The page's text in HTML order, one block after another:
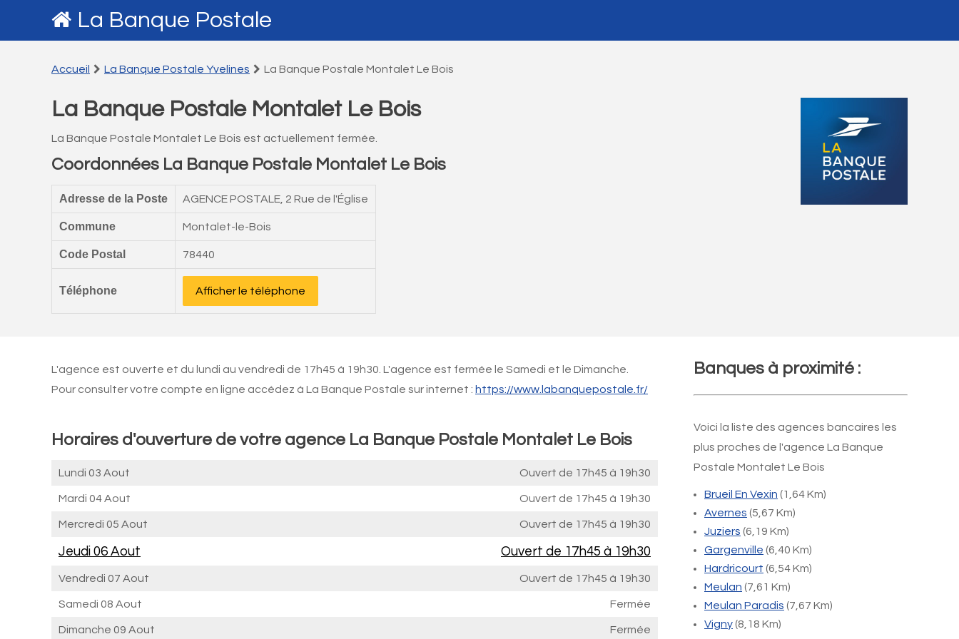
La Banque Postale
Accueil La Banque Postale Yvelines La Banque Postale Montalet Le Bois
La Banque Postale Montalet Le Bois
La Banque Postale Montalet Le Bois est actuellement fermée.
Coordonnées La Banque Postale Montalet Le Bois
Adresse de la Poste AGENCE POSTALE, 2 Rue de l'Église
Commune Montalet-le-Bois
Code Postal 78440
Téléphone Afficher le téléphone
L'agence est ouverte et du lundi au vendredi de 17h45 à 19h30. L'agence est fermée le Samedi et le Dimanche.
Pour consulter votre compte en ligne accédez à La Banque Postale sur internet : https://www.labanquepostale.fr/
Horaires d'ouverture de votre agence La Banque Postale Montalet Le Bois
Lundi 03 Aout Ouvert de 17h45 à 19h30
Mardi 04 Aout Ouvert de 17h45 à 19h30
Mercredi 05 Aout Ouvert de 17h45 à 19h30
Jeudi 06 Aout Ouvert de 17h45 à 19h30
Vendredi 07 Aout Ouvert de 17h45 à 19h30
Samedi 08 Aout Fermée
Dimanche 09 Aout Fermée
Banques à proximité :
Voici la liste des agences bancaires les
plus proches de l'agence La Banque
Postale Montalet Le Bois
Brueil En Vexin (1,64 Km)
Avernes (5,67 Km)
Juziers (6,19 Km)
Gargenville (6,40 Km)
Hardricourt (6,54 Km)
Meulan (7,61 Km)
Meulan Paradis (7,67 Km)
Vigny(8,18 Km)